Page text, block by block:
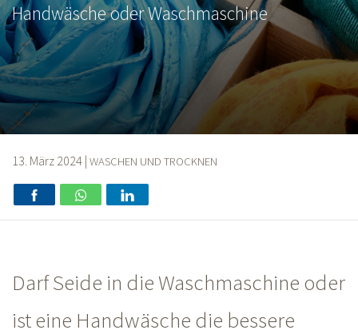
Handwäsche oder Waschmaschine
13. März 2024 | WASCHEN UND TROCKNEN
Darf Seide in die Waschmaschine oder
ist eine Handwäsche die bessere